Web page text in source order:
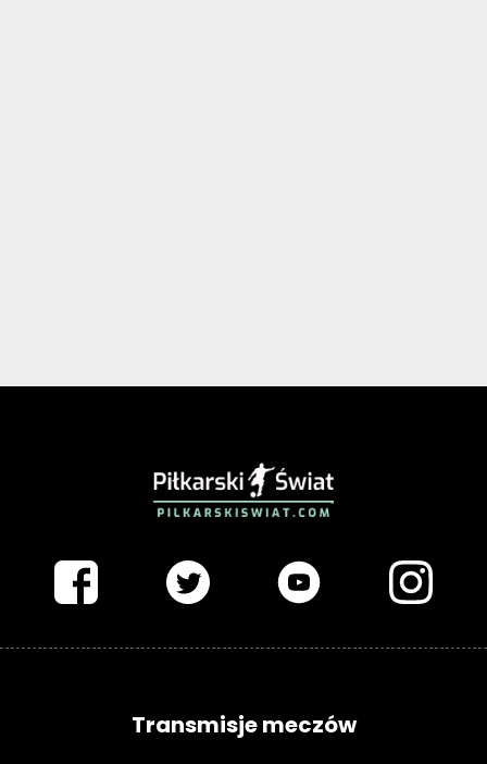
Transmisje meczów